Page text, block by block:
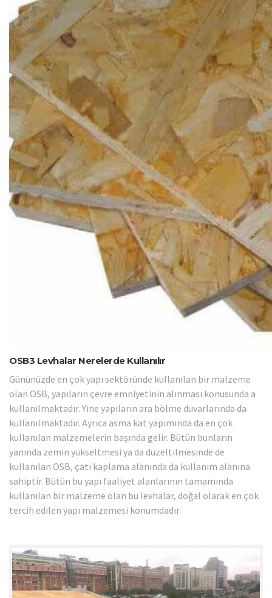
OSB3 Levhalar Nerelerde Kullanılır
Gününüzde en çok yapı sektöründe kullanılan bir malzeme
olan OSB, yapıların çevre emniyetinin alınması konusunda a
kullanılmaktadır. Yine yapıların ara bölme duvarlarında da
kullanılmaktadır. Ayrıca asma kat yapımında da en çok
kullanılan malzemelerin başında gelir. Bütün bunların
yanında zemin yükseltmesi ya da düzeltilmesinde de
kullanılan OSB, çatı kaplama alanında da kullanım alanına
sahiptir. Bütün bu yapı faaliyet alanlarının tamamında
kullanılan bir malzeme olan bu levhalar, doğal olarak en çok
tercih edilen yapı malzemesi konumdadır.